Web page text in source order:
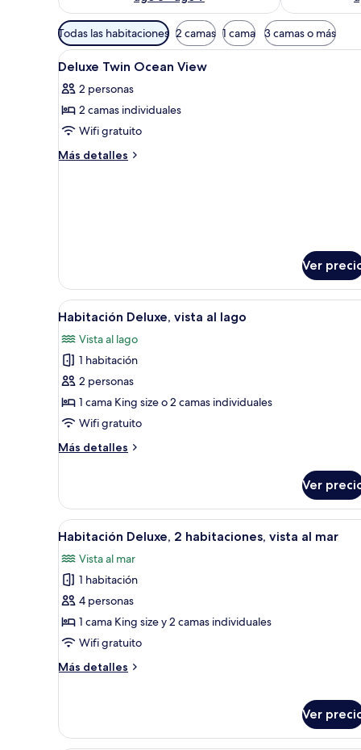
Filtros
disponibles
para
habitaciones
Todas las habitaciones 2 camas 1 cama 3 camas o más
Abrir
todas
las
fotos
de
Deluxe
Habitación de hotel con una
15
Deluxe Twin Ocean View
2 personas
2 camas individuales
Wifi gratuito
Más detalles
Más
Ver
Abrir
todas
las
fotos
de
Habitación
Deluxe,
al
Habitación de hotel con una
5
Habitación Deluxe, vista al lago
Vista al lago
1 habitación
2 personas
1 cama King size o 2 camas individuales
Wifi gratuito
Más detalles
Más
Deluxe,
vista
al
Ver
Abrir
todas
las
fotos
de
Habitación
Deluxe,
habitaciones,
mar
Habitación de hotel con una
7
Habitación Deluxe, 2 habitaciones, vista al mar
Vista al mar
1 habitación
4 personas
1 cama King size y 2 camas individuales
Wifi gratuito
Más detalles
Más
Ver